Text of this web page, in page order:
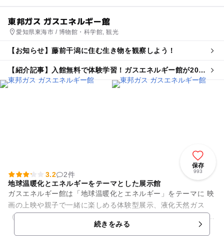
東邦ガス ガスエネルギー館
愛知県東海市 / 博物館・科学館, 観光
【お知らせ】藤前干潟に住む生き物を観察しよう！
【紹介記事】入館無料で体験学習！ガスエネルギー館が20年
ぶりに大リニューアルin愛知
保存
993
3.2
2件
地球温暖化とエネルギーをテーマとした展示館
ガスエネルギー館は「地球温暖化とエネルギー」をテーマに 映
画の上映や親子で一緒に楽しめる体験型展示、液化天然ガス
（LNG）の世界を体感実験ラボなど 環境とエネルギーの関わり
続きをみる